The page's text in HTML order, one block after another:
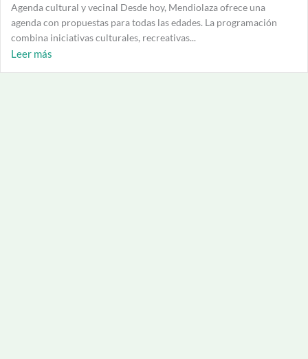
Agenda cultural y vecinal Desde hoy, Mendiolaza ofrece una
agenda con propuestas para todas las edades. La programación
combina iniciativas culturales, recreativas...
Leer más